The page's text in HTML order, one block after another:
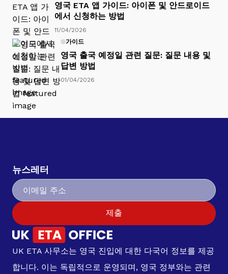
영국 ETA 앱 가이드: 아이폰 및 안드로이드
에서 신청하는 방법
11/04/2026
가이드
영국 출국 예정일 관련 질문: 질문 내용 및
답변 방법
01/04/2026
뉴스레터
제출
UK ETA 사무소는 영국 진입에 대한 다국어 정보를 제공
합니다. 이는 독립적으로 운영되며, 영국 정부와는 관련